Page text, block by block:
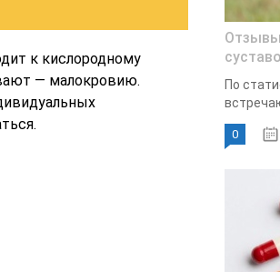
к кислородному
— малокровию.
По
0